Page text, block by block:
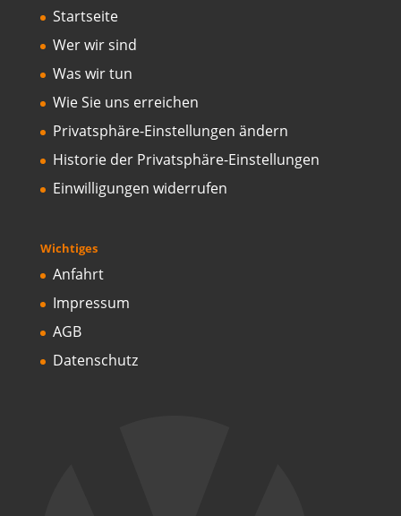
Startseite
Wer wir sind
Was wir tun
Wie Sie uns erreichen
Privatsphäre-Einstellungen ändern
Historie der Privatsphäre-Einstellungen
Einwilligungen widerrufen
Wichtiges
Anfahrt
Impressum
AGB
Datenschutz